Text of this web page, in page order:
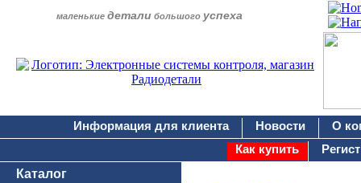
маленькие детали большого успеха
Информация для клиента Новости
О
Как купить
Каталог